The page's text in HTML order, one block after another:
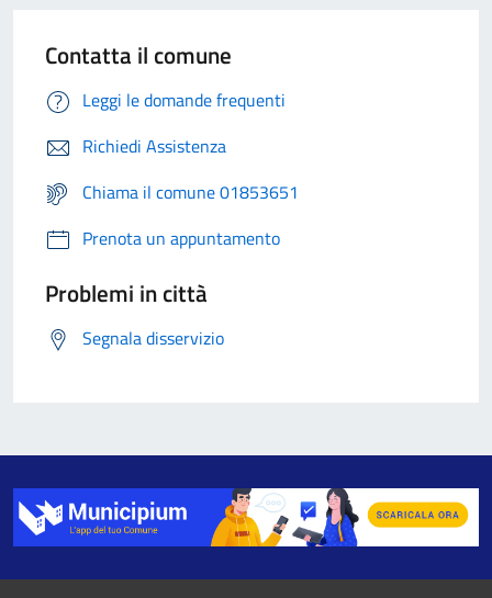
Contatta il comune
Leggi le domande frequenti
Richiedi Assistenza
Chiama il comune 01853651
Prenota un appuntamento
Problemi in città
Segnala disservizio